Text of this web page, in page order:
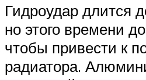
Гидроудар длится
но этого времени
чтобы привести к
радиатора.